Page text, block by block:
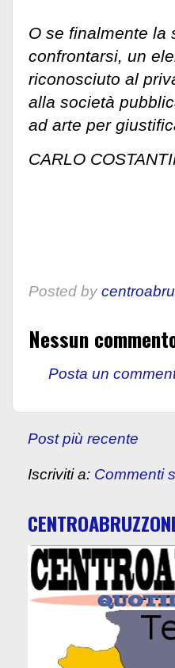
O se finalmente la
confrontarsi, un
riconosciuto al
alla società
ad arte per
CARLO
Posted by
Nessun
Posta un
Post più recente
Iscriviti a: Commenti